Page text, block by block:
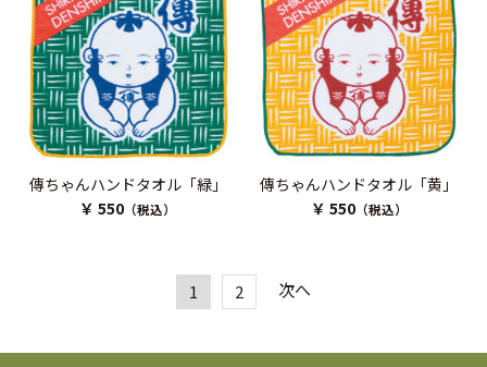
傳ちゃんハンドタオル「緑」
￥ 550 （税込）
傳ちゃんハンドタオル「黄」
￥ 550（税込）
1 2 次へ